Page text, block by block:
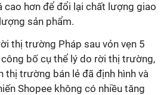
cao hơn để đổi lại chất lượng giao
sản phẩm.
thị trường Pháp sau vỏn vẹn 5
bố cụ thể lý do rời thị trường,
thị trường bán lẻ đã định hình và
Shopee không có nhiều tăng